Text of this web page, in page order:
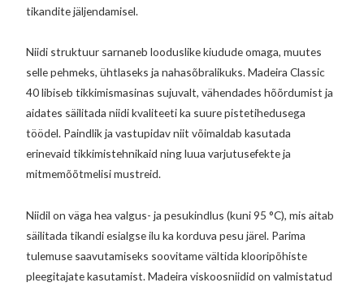
tikandite jäljendamisel.
Niidi struktuur sarnaneb looduslike kiudude omaga, muutes
selle pehmeks, ühtlaseks ja nahasõbralikuks. Madeira Classic
40 libiseb tikkimismasinas sujuvalt, vähendades hõõrdumist ja
aidates säilitada niidi kvaliteeti ka suure pistetihedusega
töödel. Paindlik ja vastupidav niit võimaldab kasutada
erinevaid tikkimistehnikaid ning luua varjutusefekte ja
mitmemõõtmelisi mustreid.
Niidil on väga hea valgus- ja pesukindlus (kuni 95 °C), mis aitab
säilitada tikandi esialgse ilu ka korduva pesu järel. Parima
tulemuse saavutamiseks soovitame vältida klooripõhiste
pleegitajate kasutamist. Madeira viskoosniidid on valmistatud